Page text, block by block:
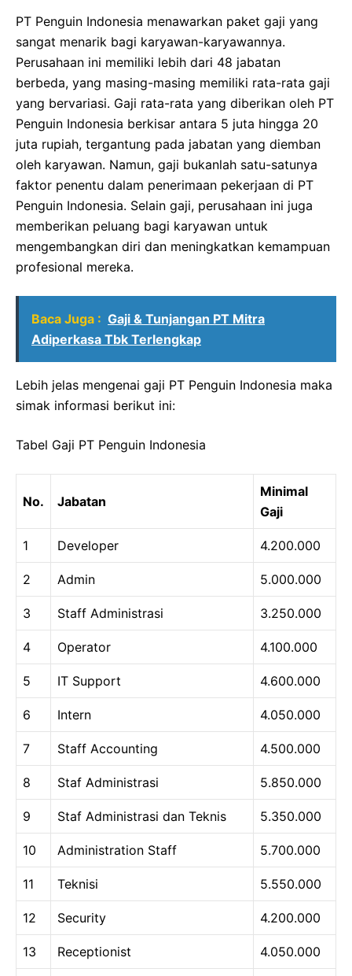
PT Penguin Indonesia menawarkan paket gaji yang
sangat menarik bagi karyawan-karyawannya.
Perusahaan ini memiliki lebih dari 48 jabatan
berbeda, yang masing-masing memiliki rata-rata gaji
yang bervariasi. Gaji rata-rata yang diberikan oleh PT
Penguin Indonesia berkisar antara 5 juta hingga 20
juta rupiah, tergantung pada jabatan yang diemban
oleh karyawan. Namun, gaji bukanlah satu-satunya
faktor penentu dalam penerimaan pekerjaan di PT
Penguin Indonesia. Selain gaji, perusahaan ini juga
memberikan peluang bagi karyawan untuk
mengembangkan diri dan meningkatkan kemampuan
profesional mereka.
Baca Juga : Gaji & Tunjangan PT Mitra
Adiperkasa Tbk Terlengkap
Lebih jelas mengenai gaji PT Penguin Indonesia maka
simak informasi berikut ini:
Tabel Gaji PT Penguin Indonesia
No. Jabatan
Minimal
Gaji
1 Developer 4.200.000
2 Admin 5.000.000
3 Staff Administrasi 3.250.000
4 Operator 4.100.000
5 IT Support 4.600.000
6 Intern 4.050.000
7 Staff Accounting 4.500.000
8 Staf Administrasi 5.850.000
9 Staf Administrasi dan Teknis 5.350.000
10 Administration Staff 5.700.000
11 Teknisi 5.550.000
12 Security 4.200.000
13 Receptionist 4.050.000